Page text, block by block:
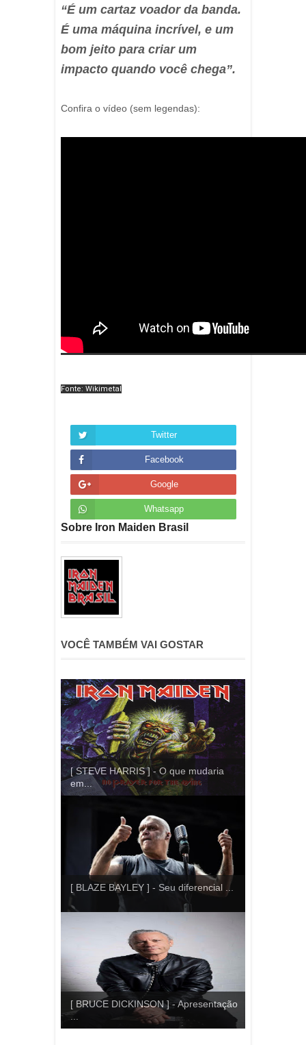
“É um cartaz voador da banda.
É uma máquina incrível, e um
bom jeito para criar um
impacto quando você chega”.
Confira o vídeo (sem legendas):
Fonte: Wikimetal
Twitter
Facebook
Google
Whatsapp
Sobre Iron Maiden Brasil
VOCÊ TAMBÉM VAI GOSTAR
[ STEVE HARRIS ] - O que mudaria
em...
[ BLAZE BAYLEY ] - Seu diferencial ...
[ BRUCE DICKINSON ] - Apresentação
...